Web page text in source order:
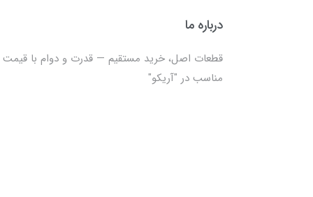
درباره ما
قطعات اصل، خرید مستقیم — قدرت و دوام با قیمت
مناسب در "آریکو"